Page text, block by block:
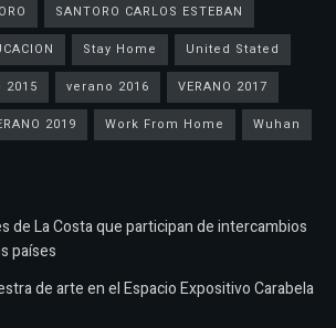
SANTORO CARLOS ESTEBAN
Stay Home
United Stated
2015 verano 2016
VERANO 2017
2019 Work From Home Wuhan
de La Costa que participan de intercambios
países
de arte en el Espacio Expositivo Carabela